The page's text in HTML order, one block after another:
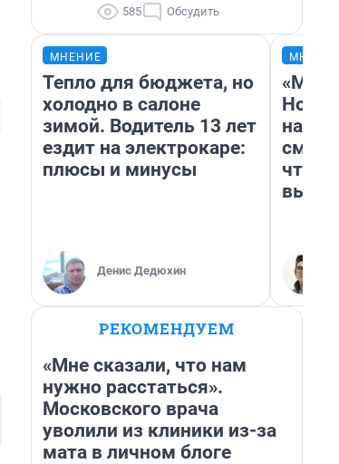
585 Обсудить
МНЕНИЕ
Тепло для бюджета, но
холодно в салоне
зимой. Водитель 13 лет
ездит на электрокаре:
плюсы и минусы
Денис Дедюхин
«Мы
РЕКОМЕНДУЕМ
«Мне сказали, что нам
нужно расстаться».
Московского врача
уволили из клиники из-за
мата в личном блоге